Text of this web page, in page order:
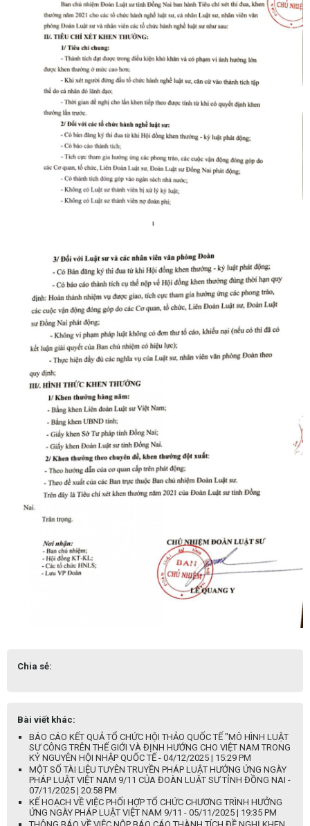
Chia sẻ:
Bài viết khác:
BÁO CÁO KẾT QUẢ TỔ CHỨC HỘI THẢO QUỐC TẾ "MÔ HÌNH LUẬT
SƯ CÔNG TRÊN THẾ GIỚI VÀ ĐỊNH HƯỚNG CHO VIỆT NAM TRONG
KỶ NGUYÊN HỘI NHẬP QUỐC TẾ - 04/12/2025 | 15:29 PM
MỘT SỐ TÀI LIỆU TUYÊN TRUYỀN PHÁP LUẬT HƯỞNG ỨNG NGÀY
PHÁP LUẬT VIỆT NAM 9/11 CỦA ĐOÀN LUẬT SƯ TỈNH ĐỒNG NAI -
07/11/2025 | 20:58 PM
KẾ HOẠCH VỀ VIỆC PHỐI HỢP TỔ CHỨC CHƯƠNG TRÌNH HƯỞNG
ỨNG NGÀY PHÁP LUẬT VIỆT NAM 9/11 - 05/11/2025 | 19:35 PM